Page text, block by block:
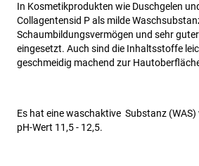
In Kosmetikprodukten wie Duschgelen
Collagentensid P als milde
Schaumbildungsvermögen und sehr
eingesetzt. Auch sind die Inhaltsstoffe
geschmeidig machend zur
Es hat eine waschaktive Substanz (WAS)
pH-Wert 11,5 - 12,5.